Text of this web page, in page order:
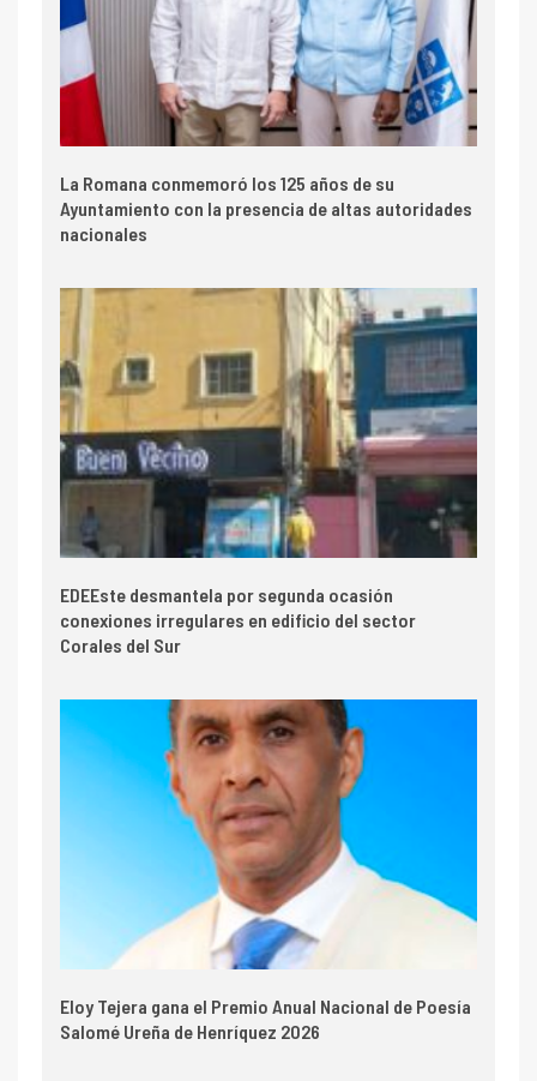
La Romana conmemoró los 125 años de su
Ayuntamiento con la presencia de altas autoridades
nacionales
EDEEste desmantela por segunda ocasión
conexiones irregulares en edificio del sector
Corales del Sur
Eloy Tejera gana el Premio Anual Nacional de Poesía
Salomé Ureña de Henríquez 2026